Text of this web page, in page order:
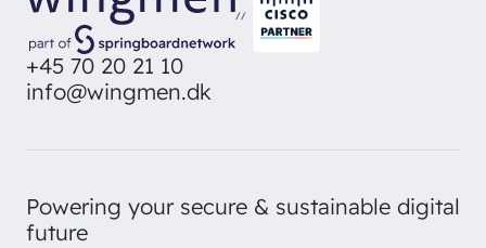
//
+45 70 20 21 10
info@wingmen.dk
Powering your secure & sustainable digital
future